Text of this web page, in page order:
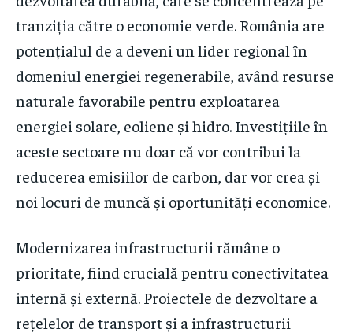
tranziția către o economie verde. România are
potențialul de a deveni un lider regional în
domeniul energiei regenerabile, având resurse
naturale favorabile pentru exploatarea
energiei solare, eoliene și hidro. Investițiile în
aceste sectoare nu doar că vor contribui la
reducerea emisiilor de carbon, dar vor crea și
noi locuri de muncă și oportunități economice.
Modernizarea infrastructurii rămâne o
prioritate, fiind crucială pentru conectivitatea
internă și externă. Proiectele de dezvoltare a
rețelelor de transport și a infrastructurii